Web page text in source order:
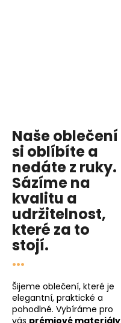
Naše oblečení
si oblíbíte a
nedáte z ruky.
Sázíme na
kvalitu a
udržitelnost,
které za to
stojí.
...
Šijeme oblečení, které je
elegantní, praktické a
pohodlné. Vybíráme pro